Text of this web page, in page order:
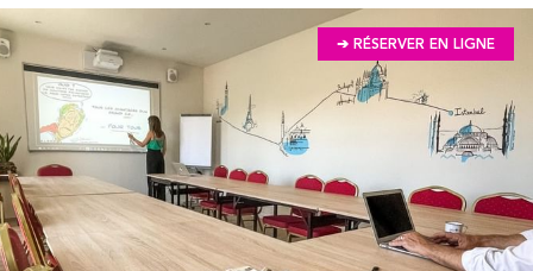
➔ RÉSERVER EN LIGNE